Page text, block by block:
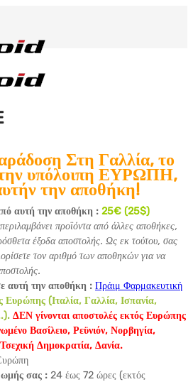
Στη Γαλλία, το
την υπόλοιπη ΕΥΡΩΠΗ,
την αποθήκη!
αυτή την αποθήκη : 25€ (25$)
προϊόντα από άλλες αποθήκες,
έξοδα αποστολής. Ως εκ τούτου, σας
τον αριθμό των αποθηκών για να
αυτή την αποθήκη : Πράιμ Φαρμακευτική
Ευρώπης (Ιταλία, Γαλλία, Ισπανία,
ΔΕΝ γίνονται αποστολές εκτός Ευρώπης
Βασίλειο, Ρεϋνιόν, Νορβηγία,
Δημοκρατία, Δανία.
σας : 24 έως 72 ώρες (εκτός